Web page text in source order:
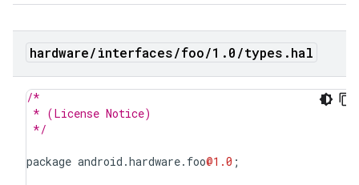
hardware/interfaces/foo/1 .0/types .hal
/*
* (License Notice)
*/
package android .hardware. foo@1.0 ;